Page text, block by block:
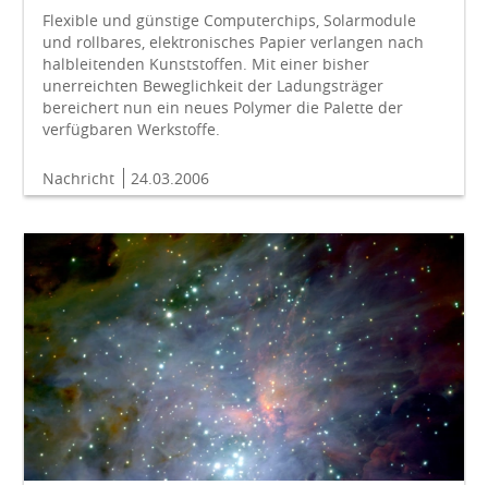
Flexible und günstige Computerchips, Solarmodule
und rollbares, elektronisches Papier verlangen nach
halbleitenden Kunststoffen. Mit einer bisher
unerreichten Beweglichkeit der Ladungsträger
bereichert nun ein neues Polymer die Palette der
verfügbaren Werkstoffe.
Nachricht 24.03.2006